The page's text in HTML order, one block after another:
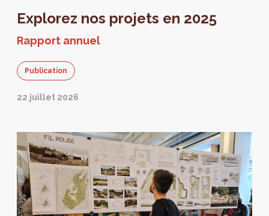
Explorez nos projets en 2025
Rapport annuel
Publication
22 juillet 2026